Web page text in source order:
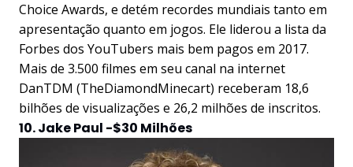
Choice Awards, e detém recordes mundiais tanto em
apresentação quanto em jogos. Ele liderou a lista da
Forbes dos YouTubers mais bem pagos em 2017.
Mais de 3.500 filmes em seu canal na internet
DanTDM (TheDiamondMinecart) receberam 18,6
bilhões de visualizações e 26,2 milhões de inscritos.
10. Jake Paul -$30 Milhões